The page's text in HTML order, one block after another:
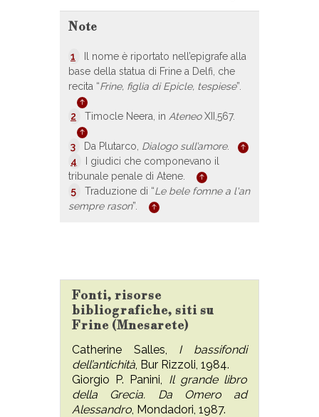
Note
1
Il nome è riportato nell’epigrafe alla
base della statua di Frine a Delfi, che
recita “Frine, figlia di Epicle, tespiese”.
2 Timocle Neera, in AteneoXII,567.
3 Da Plutarco, Dialogo sull’amore.
4
I giudici che componevano il
tribunale penale di Atene.
5
Traduzione di “Le bele fomne a l'an
sempre rason”.
Fonti, risorse
bibliografiche, siti su
Frine (Mnesarete)
Catherine Salles, I bassifondi
dell’antichità , Bur Rizzoli, 1984.
Giorgio P. Panini, Il grande libro
della Grecia. Da Omero ad
Alessandro Mondadori, 1987.